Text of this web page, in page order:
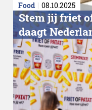
Food 08.10.2025
Stem jij friet
daagt